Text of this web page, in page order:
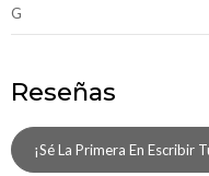
G
Reseñas
¡Sé La Primera En Escribir